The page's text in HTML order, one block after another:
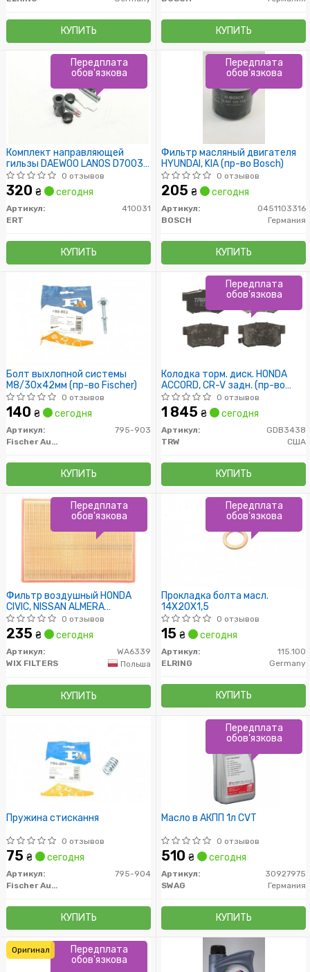
КУПИТЬ КУПИТЬ
Комплект направляющей
гильзы DAEWOO LANOS D7003C
(пр-во ERT)
0 отзывов
320 ₴ сегодня
Артикул:
410031
ERT
КУПИТЬ
Передплата
обов'язкова
Фильтр масляный двигателя
HYUNDAI, KIA (пр-во Bosch)
0 отзывов
205 ₴ сегодня
Артикул:
0451103316
BOSCH
Германия
КУПИТЬ
Передплата
обов'язкова
Болт выхлопной системы
M8/30x42мм (пр-во Fischer)
0 отзывов
140 ₴ сегодня
Артикул:
795-903
Fischer Automotive One (FA1)
КУПИТЬ
Колодка торм. диск. HONDA
ACCORD, CR-V задн. (пр-во
TRW)
0 отзывов
1 845 ₴ сегодня
Артикул:
GDB3438
TRW
США
КУПИТЬ
Передплата
обов'язкова
Фильтр воздушный HONDA
CIVIC, NISSAN ALMERA
AP154/WA6339 (пр-во WIX-
Filtron)
0 отзывов
235 ₴ сегодня
Артикул:
WA6339
WIX FILTERS
Польша
КУПИТЬ
Передплата
обов'язкова
Прокладка болта масл.
14X20X1,5
0 отзывов
15 ₴ сегодня
Артикул:
115.100
ELRING
Germany
КУПИТЬ
Передплата
обов'язкова
Пружина стискання
0 отзывов
75 ₴ сегодня
Артикул:
795-904
Fischer Automotive One (FA1)
КУПИТЬ
Масло в АКПП 1л CVT
0 отзывов
510 ₴ сегодня
Артикул:
30927975
SWAG
Германия
КУПИТЬ
Передплата
обов'язкова
Передплата
обов'язкова
Оригинал